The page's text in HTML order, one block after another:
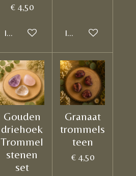
€ 4,50
In winkelwagen In winkelwagen
Gouden
driehoek
Trommel
stenen
set
Granaat
trommels
teen
€ 4,50